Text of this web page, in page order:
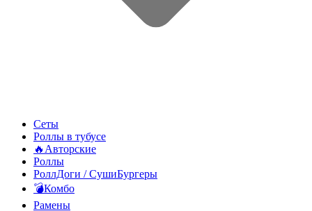
Сеты
Роллы в тубусе
🔥Авторские
Роллы
РоллДоги / СушиБургеры
💣Комбо
Рамены